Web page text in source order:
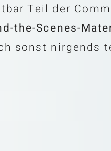
Teil der
the-Scenes-
sonst nirgends